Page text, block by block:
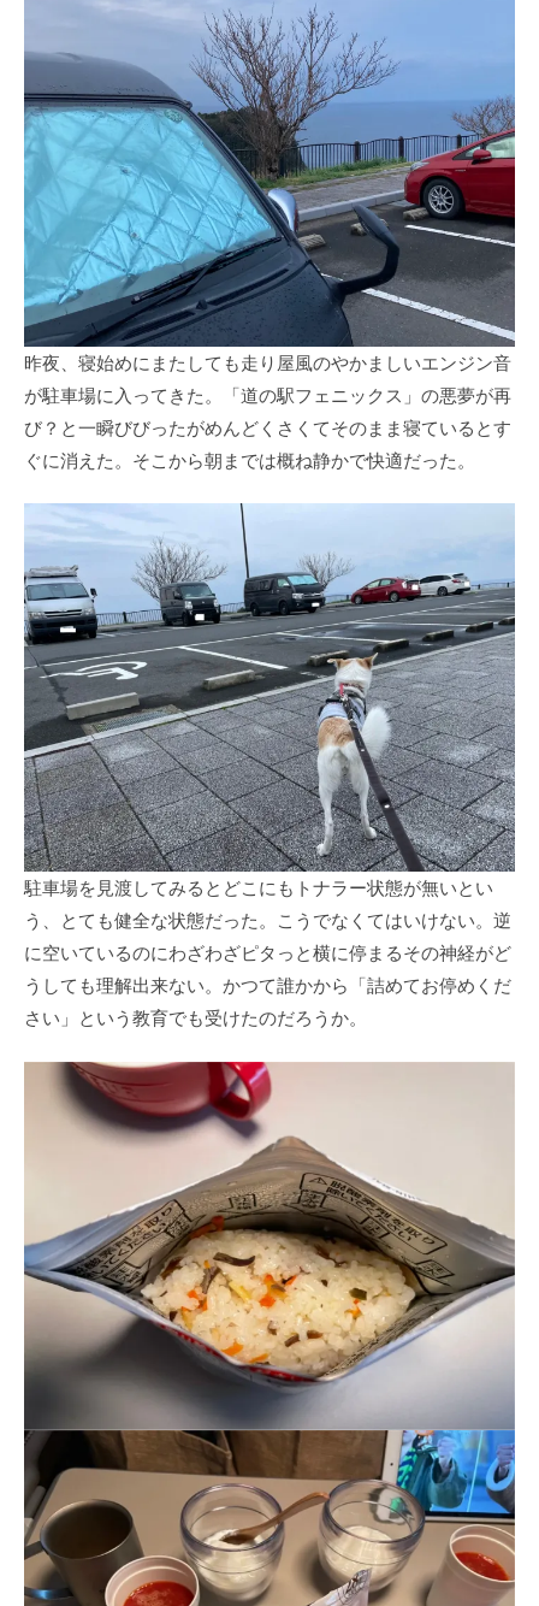
昨夜、寝始めにまたしても走り屋風のやかましいエンジン音
が駐車場に入ってきた。「道の駅フェニックス」の悪夢が再
び？と一瞬びびったがめんどくさくてそのまま寝ているとす
ぐに消えた。そこから朝までは概ね静かで快適だった。
駐車場を見渡してみるとどこにもトナラー状態が無いとい
う、とても健全な状態だった。こうでなくてはいけない。逆
に空いているのにわざわざピタっと横に停まるその神経がど
うしても理解出来ない。かつて誰かから「詰めてお停めくだ
さい」という教育でも受けたのだろうか。